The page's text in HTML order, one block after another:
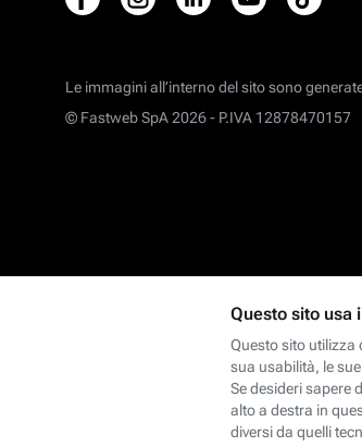
Le immagini all’interno del sito sono
© Fastweb SpA 2026 - P.IVA 12878470157